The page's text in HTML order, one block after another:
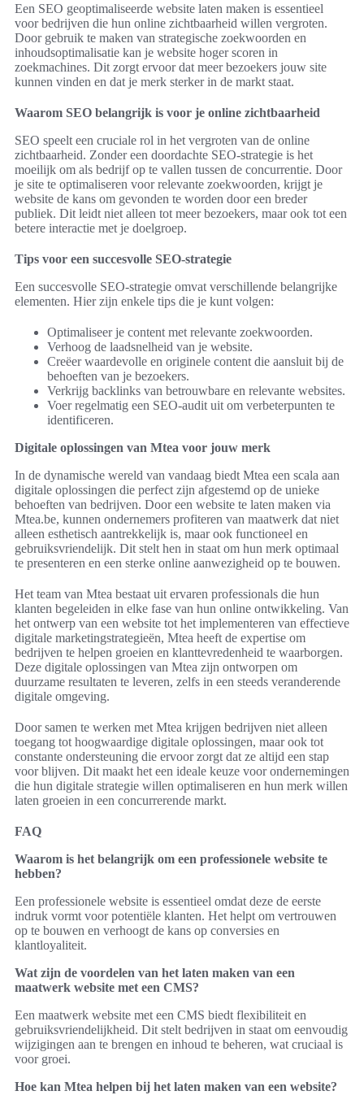
Een SEO geoptimaliseerde website laten maken is essentieel
voor bedrijven die hun online zichtbaarheid willen vergroten.
Door gebruik te maken van strategische zoekwoorden en
inhoudsoptimalisatie kan je website hoger scoren in
zoekmachines. Dit zorgt ervoor dat meer bezoekers jouw site
kunnen vinden en dat je merk sterker in de markt staat.
Waarom SEO belangrijk is voor je online zichtbaarheid
SEO speelt een cruciale rol in het vergroten van de online
zichtbaarheid. Zonder een doordachte SEO-strategie is het
moeilijk om als bedrijf op te vallen tussen de concurrentie. Door
je site te optimaliseren voor relevante zoekwoorden, krijgt je
website de kans om gevonden te worden door een breder
publiek. Dit leidt niet alleen tot meer bezoekers, maar ook tot een
betere interactie met je doelgroep.
Tips voor een succesvolle SEO-strategie
Een succesvolle SEO-strategie omvat verschillende belangrijke
elementen. Hier zijn enkele tips die je kunt volgen:
Optimaliseer je content met relevante zoekwoorden.
Verhoog de laadsnelheid van je website.
Creëer waardevolle en originele content die aansluit bij de
behoeften van je bezoekers.
Verkrijg backlinks van betrouwbare en relevante websites.
Voer regelmatig een SEO-audit uit om verbeterpunten te
identificeren.
Digitale oplossingen van Mtea voor jouw merk
In de dynamische wereld van vandaag biedt Mtea een scala aan
digitale oplossingen die perfect zijn afgestemd op de unieke
behoeften van bedrijven. Door een website te laten maken via
Mtea.be, kunnen ondernemers profiteren van maatwerk dat niet
alleen esthetisch aantrekkelijk is, maar ook functioneel en
gebruiksvriendelijk. Dit stelt hen in staat om hun merk optimaal
te presenteren en een sterke online aanwezigheid op te bouwen.
Het team van Mtea bestaat uit ervaren professionals die hun
klanten begeleiden in elke fase van hun online ontwikkeling. Van
het ontwerp van een website tot het implementeren van effectieve
digitale marketingstrategieën, Mtea heeft de expertise om
bedrijven te helpen groeien en klanttevredenheid te waarborgen.
Deze digitale oplossingen van Mtea zijn ontworpen om
duurzame resultaten te leveren, zelfs in een steeds veranderende
digitale omgeving.
Door samen te werken met Mtea krijgen bedrijven niet alleen
toegang tot hoogwaardige digitale oplossingen, maar ook tot
constante ondersteuning die ervoor zorgt dat ze altijd een stap
voor blijven. Dit maakt het een ideale keuze voor ondernemingen
die hun digitale strategie willen optimaliseren en hun merk willen
laten groeien in een concurrerende markt.
FAQ
Waarom is het belangrijk om een professionele website te
hebben?
Een professionele website is essentieel omdat deze de eerste
indruk vormt voor potentiële klanten. Het helpt om vertrouwen
op te bouwen en verhoogt de kans op conversies en
klantloyaliteit.
Wat zijn de voordelen van het laten maken van een
maatwerk website met een CMS?
Een maatwerk website met een CMS biedt flexibiliteit en
gebruiksvriendelijkheid. Dit stelt bedrijven in staat om eenvoudig
wijzigingen aan te brengen en inhoud te beheren, wat cruciaal is
voor groei.
Hoe kan Mtea helpen bij het laten maken van een website?